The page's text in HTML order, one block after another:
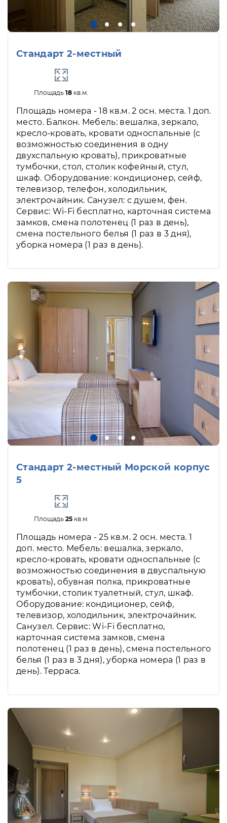
Стандарт 2-местный
Площадь18 кв.м.
Площадь номера - 18 кв.м. 2 осн. места. 1 доп.
место. Балкон. Мебель: вешалка, зеркало,
кресло-кровать, кровати односпальные (с
возможностью соединения в одну
двухспальную кровать), прикроватные
тумбочки, стол, столик кофейный, стул,
шкаф. Оборудование: кондиционер, сейф,
телевизор, телефон, холодильник,
электрочайник. Санузел: с душем, фен.
Сервис: Wi-Fi бесплатно, карточная система
замков, смена полотенец (1 раз в день),
смена постельного белья (1 раз в 3 дня),
уборка номера (1 раз в день).
Стандарт 2-местный Морской корпус
5
Площадь 25кв.м.
Площадь номера - 25 кв.м. 2 осн. места. 1
доп. место. Мебель: вешалка, зеркало,
кресло-кровать, кровати односпальные (с
возможностью соединения в двуспальную
кровать), обувная полка, прикроватные
тумбочки, столик туалетный, стул, шкаф.
Оборудование: кондиционер, сейф,
телевизор, холодильник, электрочайник.
Санузел. Сервис: Wi-Fi бесплатно,
карточная система замков, смена
полотенец (1 раз в день), смена постельного
белья (1 раз в 3 дня), уборка номера (1 раз в
день). Терраса.